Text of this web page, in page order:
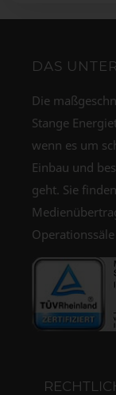
DAS
Die
Stange
wenn es um
Einbau und
geht. Sie